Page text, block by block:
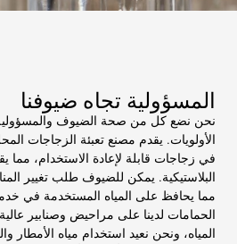
المسؤولية تجاه ضيوفنا
نحن نضع كل من صحة الضيوف
في زجاجات قابلة لإعادة الاستخدام، مما
البلاستيكية. يمكن للضيوف طلب تغيير
مما يحافظ على المياه المستخدمة في
الحمامات لدينا على مراحيض وصنابير
المياه، ونحن نعيد استخدام مياه الأمطار